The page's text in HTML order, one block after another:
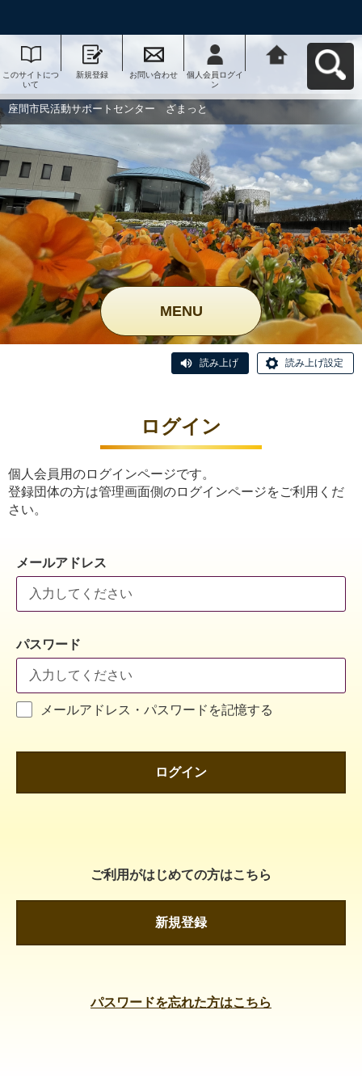
このサイトにつ
いて
新規登録 お問い合わせ
個人会員ログイ
ン
ー ざまっとへ
座間市民活動サポートセンター ざまっと
MENU
読み上げ 読み上げ設定
ログイン
個人会員用のログインページです。
登録団体の方は管理画面側のログインページをご利用くだ
さい。
メールアドレス
パスワード
メールアドレス・パスワードを記憶する
ログイン
ご利用がはじめての方はこちら
新規登録
パスワードを忘れた方はこちら